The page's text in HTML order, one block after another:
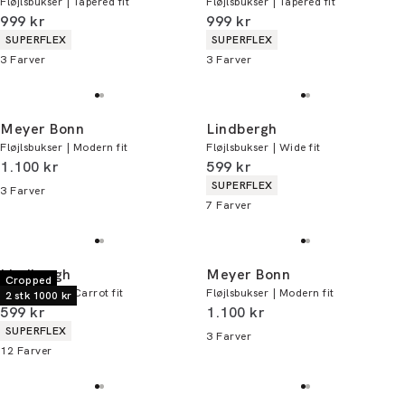
I alt (inkl. rabat)
999 kr
Produkt egenskaber
SUPERFLEX
3 Farver
I alt (inkl. rabat)
999 kr
Produkt egenskaber
SUPERFLEX
3 Farver
Meyer Bonn
Fløjlsbukser | Modern fit
I alt (inkl. rabat)
1.100 kr
3 Farver
Lindbergh
Fløjlsbukser | Wide fit
I alt (inkl. rabat)
599 kr
Produkt egenskaber
SUPERFLEX
7 Farver
Cropped
2 stk 1000 kr
Lindbergh
Fløjlsbukser | Carrot fit
I alt (inkl. rabat)
599 kr
Produkt egenskaber
SUPERFLEX
12 Farver
Meyer Bonn
Fløjlsbukser | Modern fit
I alt (inkl. rabat)
1.100 kr
3 Farver